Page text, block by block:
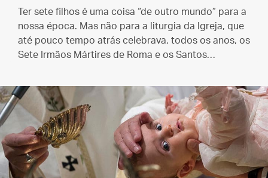
Ter sete filhos é uma coisa “de outro mundo” para a
nossa época. Mas não para a liturgia da Igreja, que
até pouco tempo atrás celebrava, todos os anos, os
Sete Irmãos Mártires de Roma e os Santos